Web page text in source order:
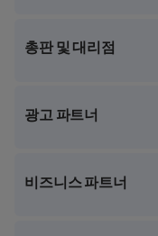
총판 및 대리점
광고 파트너
비즈니스 파트너